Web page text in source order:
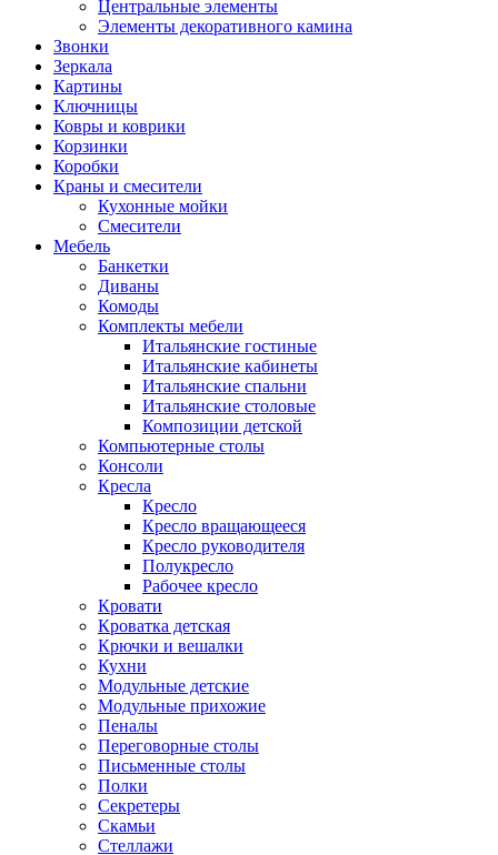
Центральные элементы
Элементы декоративного камина
Звонки
Зеркала
Картины
Ключницы
Ковры и коврики
Корзинки
Коробки
Краны и смесители
Кухонные мойки
Смесители
Мебель
Банкетки
Диваны
Комоды
Комплекты мебели
Итальянские гостиные
Итальянские кабинеты
Итальянские спальни
Итальянские столовые
Композиции детской
Компьютерные столы
Консоли
Кресла
Кресло
Кресло вращающееся
Кресло руководителя
Полукресло
Рабочее кресло
Кровати
Кроватка детская
Крючки и вешалки
Кухни
Модульные детские
Модульные прихожие
Пеналы
Переговорные столы
Письменные столы
Полки
Секретеры
Скамьи
Стеллажи